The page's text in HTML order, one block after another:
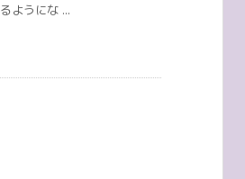
ようにな ...